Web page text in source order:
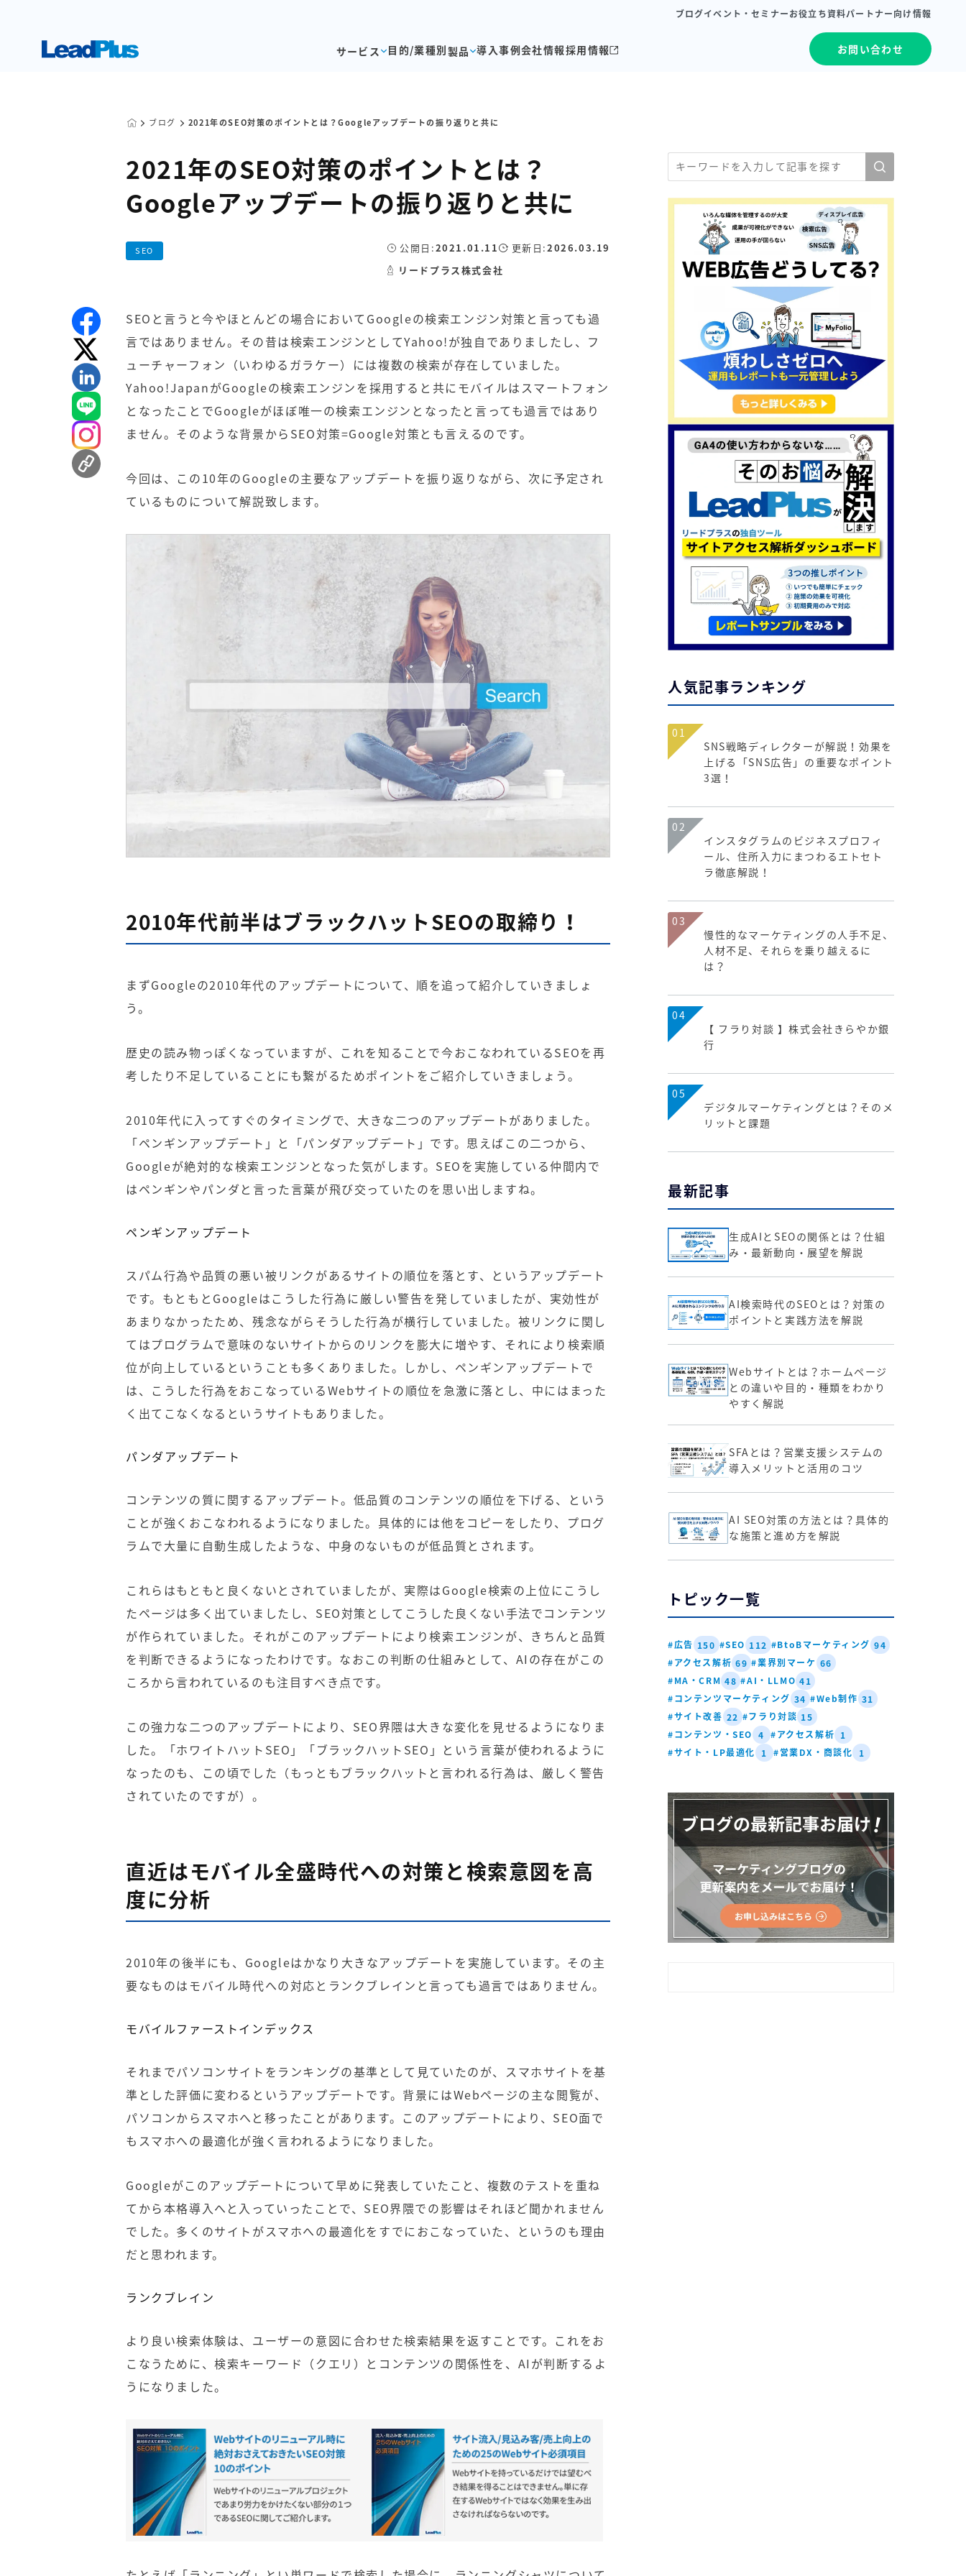
ブログイベント・セミナーお役立ち資料パートナー向け情報
サービス 目的/業種別製品 導入事例会社情報採用情報 お問い合わせ
ブログ 2021年のSEO対策のポイントとは？Googleアップデートの振り返りと共に
2021年のSEO対策のポイントとは？
Googleアップデートの振り返りと共に
SEO 公開日:2021.01.11 更新日:2026.03.19
リードプラス株式会社
SEOと言うと今やほとんどの場合においてGoogleの検索エンジン対策と言っても過
言ではありません。その昔は検索エンジンとしてYahoo!が独自でありましたし、フ
ューチャーフォン（いわゆるガラケー）には複数の検索が存在していました。
Yahoo!JapanがGoogleの検索エンジンを採用すると共にモバイルはスマートフォン
となったことでGoogleがほぼ唯一の検索エンジンとなったと言っても過言ではあり
ません。そのような背景から SEO対策=Google対策とも言えるのです。
今回は、この10年のGoogleの主要なアップデートを振り返りながら、次に予定され
ているものについて解説致します。
2010年代前半はブラックハットSEOの取締り！
まずGoogleの2010年代のアップデートについて、順を追って紹介していきましょ
う。
歴史の読み物っぽくなっていますが、これを知ることで今おこなわれているSEOを再
考したり不足していることにも繋がるためポイントをご紹介していきましょう。
2010年代に入ってすぐのタイミングで、大きな二つのアップデートがありました。
「ペンギンアップデート」と「パンダアップデート」です。思えばこの二つから、
Googleが絶対的な検索エンジンとなった気がします。SEOを実施している仲間内で
はペンギンやパンダと言った言葉が飛び交っていたのを思い出しますね。
ペンギンアップデート
スパム行為や品質の悪い被リンクがあるサイトの順位を落とす、というアップデート
です。もともとGoogleはこうした行為に厳しい警告を発していましたが、実効性が
あまりなかったため、残念ながらそうした行為が横行していました。被リンクに関し
てはプログラムで意味のないサイトからのリンクを膨大に増やす、それにより検索順
位が向上しているということも多くありました。しかし、ペンギンアップデートで
は、こうした行為をおこなっているWebサイトの順位を急激に落とし、中にはまった
く出てこなくなるというサイトもありました。
パンダアップデート
コンテンツの質に関するアップデート。低品質のコンテンツの順位を下げる、という
ことが強くおこなわれるようになりました。具体的には他をコピーをしたり、プログ
ラムで大量に自動生成したような、中身のないものが低品質とされます。
これらはもともと良くないとされていましたが、実際はGoogle検索の上位にこうし
たページは多く出ていましたし、SEO対策としてこうした良くない手法でコンテンツ
が作られていました。それがこのアップデートにより検索エンジンが、きちんと品質
を判断できるようになったわけです。なおこの判断の仕組みとして、AIの存在がこの
ころから言われているのも注目すべき点です。
この強力な二つのアップデートにより、SEO界隈は大きな変化を見せるようになりま
した。「ホワイトハットSEO」「ブラックハットSEO」という言葉が使われるように
なったのも、この頃でした（もっともブラックハットと言われる行為は、厳しく警告
されていたのですが）。
直近はモバイル全盛時代への対策と検索意図を高
度に分析
2010年の後半にも、Googleはかなり大きなアップデートを実施しています。その主
要なものはモバイル時代への対応とランクブレインと言っても過言ではありません。
モバイルファーストインデックス
それまでパソコンサイトをランキングの基準として見ていたのが、スマホサイトを基
準とした評価に変わるというアップデートです。背景にはWebページの主な閲覧が、
パソコンからスマホへと移ったことがあります。このアップデートにより、SEO面で
もスマホへの最適化が強く言われるようになりました。
Googleがこのアップデートについて早めに発表していたこと、複数のテストを重ね
てから本格導入へと入っていったことで、SEO界隈での影響はそれほど聞かれません
でした。多くのサイトがスマホへの最適化をすでにおこなっていた、というのも理由
だと思われます。
ランクブレイン
より良い検索体験は、ユーザーの意図に合わせた検索結果を返すことです。これをお
こなうために、検索キーワード（クエリ）とコンテンツの関係性を、AIが判断するよ
うになりました。
人気記事ランキング
01
SNS戦略ディレクターが解説！効果を
上げる「SNS広告」の重要なポイント
3選！
02
インスタグラムのビジネスプロフィ
ール、住所入力にまつわるエトセト
ラ徹底解説！
03
慢性的なマーケティングの人手不足、
人材不足、それらを乗り越えるに
は？
04
【 フラり対談 】株式会社きらやか銀
行
05
デジタルマーケティングとは？そのメ
リットと課題
最新記事
生成AIとSEOの関係とは？仕組
み・最新動向・展望を解説
AI検索時代のSEOとは？対策の
ポイントと実践方法を解説
Webサイトとは？ホームページ
との違いや目的・種類をわかり
やすく解説
SFAとは？営業支援システムの
導入メリットと活用のコツ
AI SEO対策の方法とは？具体的
な施策と進め方を解説
トピック一覧
#広告 150 #SEO 112 #BtoBマーケティング 94
#アクセス解析 69 #業界別マーケ 66
#MA・CRM 48 #AI・LLMO 41
#コンテンツマーケティング 34 #Web制作 31
#サイト改善 22 #フラり対談 15
#コンテンツ・SEO 4 #アクセス解析 1
#サイト・LP最適化
1 #営業DX・商談化 1